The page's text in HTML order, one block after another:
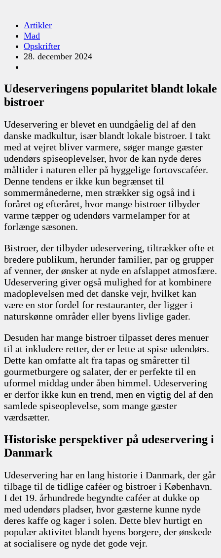
Artikler
Mad
Opskrifter
28. december 2024
Udeserveringens popularitet blandt lokale
bistroer
Udeservering er blevet en uundgåelig del af den
danske madkultur, især blandt lokale bistroer. I takt
med at vejret bliver varmere, søger mange gæster
udendørs spiseoplevelser, hvor de kan nyde deres
måltider i naturen eller på hyggelige fortovscaféer.
Denne tendens er ikke kun begrænset til
sommermånederne, men strækker sig også ind i
foråret og efteråret, hvor mange bistroer tilbyder
varme tæpper og udendørs varmelamper for at
forlænge sæsonen.
Bistroer, der tilbyder udeservering, tiltrækker ofte et
bredere publikum, herunder familier, par og grupper
af venner, der ønsker at nyde en afslappet atmosfære.
Udeservering giver også mulighed for at kombinere
madoplevelsen med det danske vejr, hvilket kan
være en stor fordel for restauranter, der ligger i
naturskønne områder eller byens livlige gader.
Desuden har mange bistroer tilpasset deres menuer
til at inkludere retter, der er lette at spise udendørs.
Dette kan omfatte alt fra tapas og småretter til
gourmetburgere og salater, der er perfekte til en
uformel middag under åben himmel. Udeservering
er derfor ikke kun en trend, men en vigtig del af den
samlede spiseoplevelse, som mange gæster
værdsætter.
Historiske perspektiver på udeservering i
Danmark
Udeservering har en lang historie i Danmark, der går
tilbage til de tidlige caféer og bistroer i København.
I det 19. århundrede begyndte caféer at dukke op
med udendørs pladser, hvor gæsterne kunne nyde
deres kaffe og kager i solen. Dette blev hurtigt en
populær aktivitet blandt byens borgere, der ønskede
at socialisere og nyde det gode vejr.